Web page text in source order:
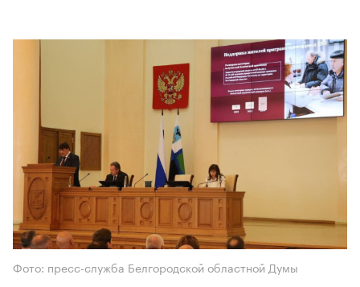
Фото: пресс-служба Белгородской областной Думы